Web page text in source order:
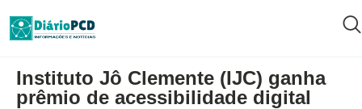
Instituto Jô Clemente (IJC) ganha
prêmio de acessibilidade digital